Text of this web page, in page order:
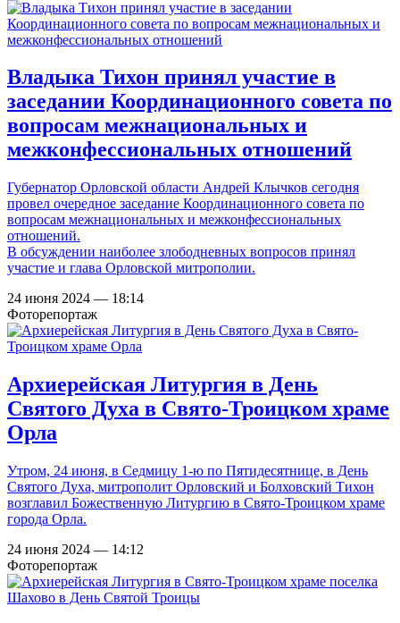
Владыка Тихон принял участие в
заседании Координационного совета по
вопросам межнациональных и
межконфессиональных отношений
Губернатор Орловской области Андрей Клычков сегодня
провел очередное заседание Координационного совета по
вопросам межнациональных и межконфессиональных
отношений.
В обсуждении наиболее злободневных вопросов принял
участие и глава Орловской митрополии.
24 июня 2024 — 18:14
Фоторепортаж
Архиерейская Литургия в День
Святого Духа в Свято-Троицком храме
Орла
Утром, 24 июня, в Седмицу 1-ю по Пятидесятнице, в День
Святого Духа, митрополит Орловский и Болховский Тихон
возглавил Божественную Литургию в Свято-Троицком храме
города Орла.
24 июня 2024 — 14:12
Фоторепортаж